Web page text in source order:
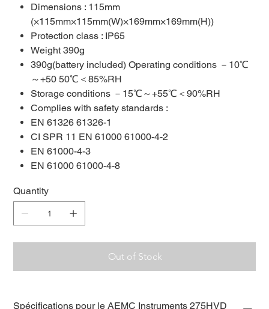
Dimensions : 115mm
(×115mm×115mm(W)×169mm×169mm(H))
Protection class : IP65
Weight 390g
390g(battery included) Operating conditions －10℃
～+50 50℃＜85%RH
Storage conditions －15℃～+55℃＜90%RH
Complies with safety standards :
EN 61326 61326-1
CI SPR 11 EN 61000 61000-4-2
EN 61000-4-3
EN 61000 61000-4-8
Quantity
Out of Stock
Spécifications pour le AEMC Instruments 275HVD